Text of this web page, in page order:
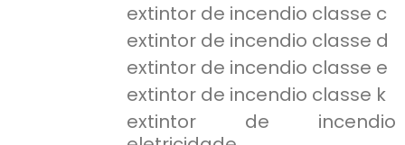
extintor de incendio classe c
extintor de incendio classe d
extintor de incendio classe e
extintor de incendio classe k
extintor de incendio